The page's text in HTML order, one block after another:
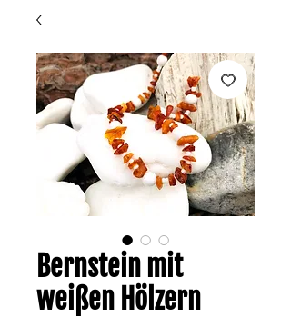
Bernstein mit
weißen Hölzern